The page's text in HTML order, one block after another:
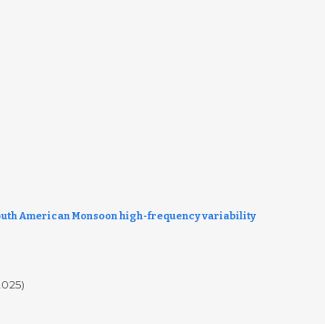
American Monsoon high-frequency variability